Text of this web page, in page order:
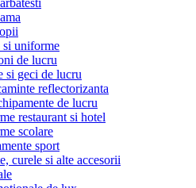
si uniforme
de lucru
si geci de lucru
reflectorizanta
de lucru
restaurant si hotel
scolare
sport
curele si alte accesorii